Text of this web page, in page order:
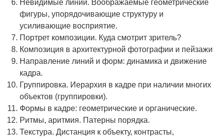
Невидимые линии. Воображаемые геометрические
фигуры, упорядочивающие структуру и
усиливающие восприятие.
Портрет композиции. Куда смотрит зритель?
Композиция в архитектурной фотографии и пейзажи
Направление линий и форм: динамика и движение
кадра.
Группировка. Иерархия в кадре при наличии многих
объектов (группировки).
Формы в кадре: геометрические и органические.
Ритмы, аритмия. Патерны порядка.
Текстура. Дистанция к объекту, контрасты,